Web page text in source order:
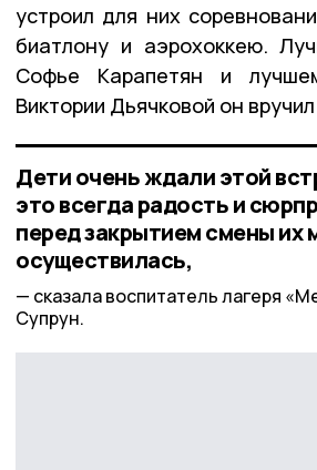
устроил для них
биатлону и аэрохоккею.
Софье Карапетян и
Виктории Дьячковой он
Дети очень ждали этой
это всегда радость и
перед закрытием смены их
осуществилась,
сказала воспитатель лагеря
Супрун.